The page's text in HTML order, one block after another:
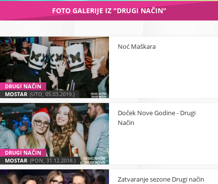
FOTO GALERIJE IZ "DRUGI NAČIN"
DRUGI NAČIN
MOSTAR (UTO, 05.03.2019.)
Noć Maškara
DRUGI NAČIN
MOSTAR (PON, 31.12.2018.)
Doček Nove Godine - Drugi
Način
Zatvaranje sezone Drugi način